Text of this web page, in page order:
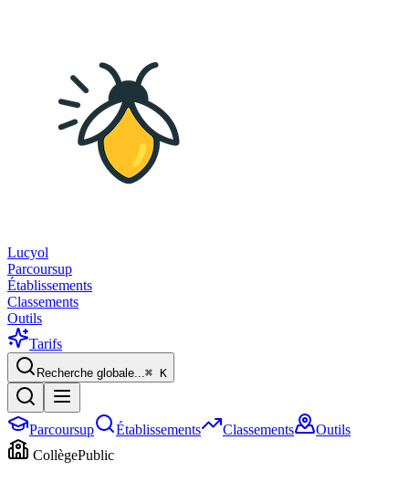
Lucyol
Parcoursup
Établissements
Classements
Outils
Tarifs
Recherche globale...⌘ K
Parcoursup Établissements Classements
Outils
CollègePublic